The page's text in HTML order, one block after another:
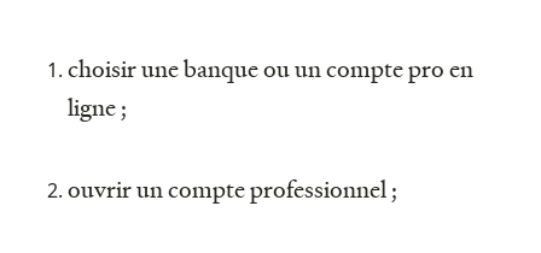
choisir une banque ou un compte pro en
ligne ;
ouvrir un compte professionnel ;